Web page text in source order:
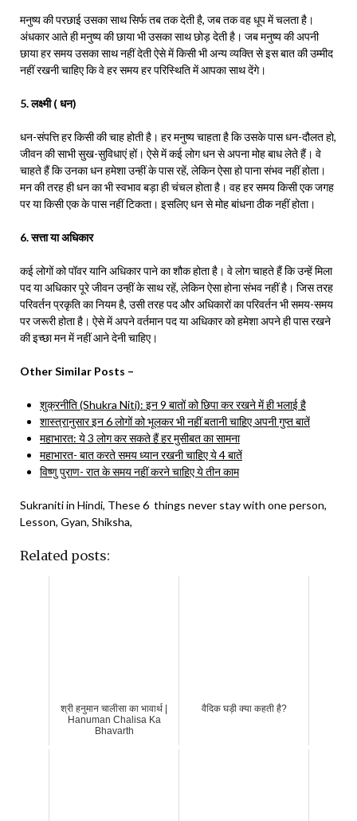
मनुष्य की परछाई उसका साथ सिर्फ तब तक देती है, जब तक वह धूप में चलता है।
अंधकार आते ही मनुष्य की छाया भी उसका साथ छोड़ देती है। जब मनुष्य की अपनी
छाया हर समय उसका साथ नहीं देती ऐसे में किसी भी अन्य व्यक्ति से इस बात की उम्मीद
नहीं रखनी चाहिए कि वे हर समय हर परिस्थिति में आपका साथ देंगे।
5. लक्ष्मी ( धन)
धन-संपत्ति हर किसी की चाह होती है। हर मनुष्य चाहता है कि उसके पास धन-दौलत हो,
जीवन की साभी सुख-सुविधाएं हों। ऐसे में कई लोग धन से अपना मोह बाध लेते हैं। वे
चाहते हैं कि उनका धन हमेशा उन्हीं के पास रहें, लेकिन ऐसा हो पाना संभव नहीं होता।
मन की तरह ही धन का भी स्वभाव बड़ा ही चंचल होता है। वह हर समय किसी एक जगह
पर या किसी एक के पास नहीं टिकता। इसलिए धन से मोह बांधना ठीक नहीं होता।
6. सत्ता या अधिकार
कई लोगों को पॉवर यानि अधिकार पाने का शौक होता है। वे लोग चाहते हैं कि उन्हें मिला
पद या अधिकार पूरे जीवन उन्हीं के साथ रहें, लेकिन ऐसा होना संभव नहीं है। जिस तरह
परिवर्तन प्रकृति का नियम है, उसी तरह पद और अधिकारों का परिवर्तन भी समय-समय
पर जरूरी होता है। ऐसे में अपने वर्तमान पद या अधिकार को हमेशा अपने ही पास रखने
की इच्छा मन में नहीं आने देनी चाहिए।
Other Similar Posts –
शुक्रनीति (Shukra Niti): इन 9 बातों को छिपा कर रखने में ही भलाई है
शास्त्रानुसार इन 6 लोगों को भूलकर भी नहीं बतानी चाहिए अपनी गुप्त बातें
महाभारत: ये 3 लोग कर सकते हैं हर मुसीबत का सामना
महाभारत- बात करते समय ध्यान रखनी चाहिए ये 4 बातें
विष्णु पुराण- रात के समय नहीं करने चाहिए ये तीन काम
Sukraniti in Hindi, These 6 things never stay with one person,
Lesson, Gyan, Shiksha,
Related posts:
श्री हनुमान चालीसा का भावार्थ |
Hanuman Chalisa Ka
Bhavarth
वैदिक घड़ी क्या कहती है?